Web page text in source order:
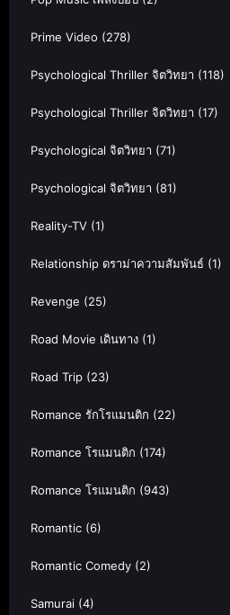
Prime Video (278)
Psychological Thriller จิตวิทยา (118)
Psychological Thriller จิตวิทยา (17)
Psychological จิตวิทยา (71)
Psychological จิตวิทยา (81)
Reality-TV (1)
Relationship ดราม่าความสัมพันธ์ (1)
Revenge (25)
Road Movie เดินทาง (1)
Road Trip (23)
Romance รักโรแมนติก (22)
Romance โรแมนติก (174)
Romance โรแมนติก (943)
Romantic (6)
Romantic Comedy (2)
Samurai (4)